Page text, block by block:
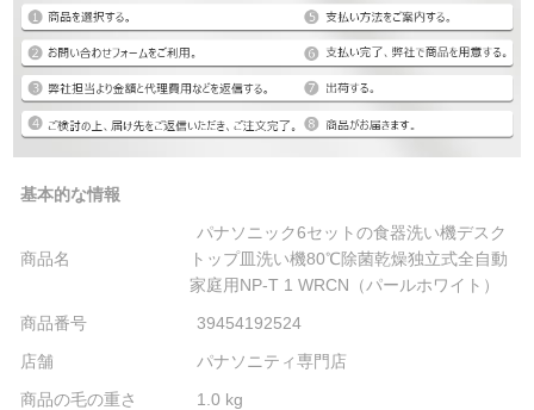
基本的な情報
商品名
パナソニック6セットの食器洗い機デスク
トップ皿洗い機80℃除菌乾燥独立式全自動
家庭用NP-T 1 WRCN（パールホワイト）
商品番号
39454192524
店舗
パナソニティ専門店
商品の毛の重さ
1.0 kg